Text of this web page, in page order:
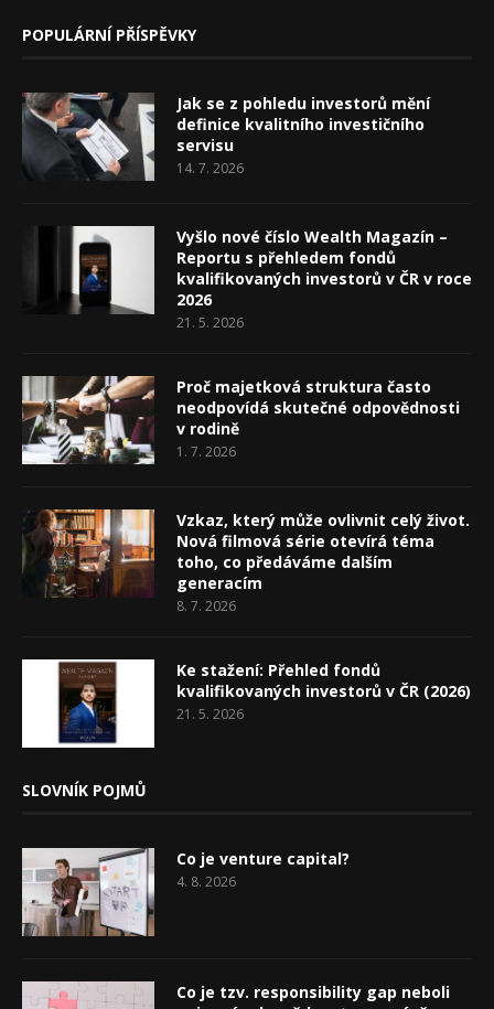
POPULÁRNÍ PŘÍSPĚVKY
Jak se z pohledu investorů mění
definice kvalitního investičního
servisu
14. 7. 2026
Vyšlo nové číslo Wealth Magazín –
Reportu s přehledem fondů
kvalifikovaných investorů v ČR v roce
2026
21. 5. 2026
Proč majetková struktura často
neodpovídá skutečné odpovědnosti
v rodině
1. 7. 2026
Vzkaz, který může ovlivnit celý život.
Nová filmová série otevírá téma
toho, co předáváme dalším
generacím
8. 7. 2026
Ke stažení: Přehled fondů
kvalifikovaných investorů v ČR (2026)
21. 5. 2026
SLOVNÍK POJMŮ
Co je venture capital?
4. 8. 2026
Co je tzv. responsibility gap neboli